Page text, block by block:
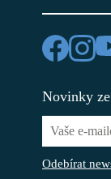
Novinky
Odebírat